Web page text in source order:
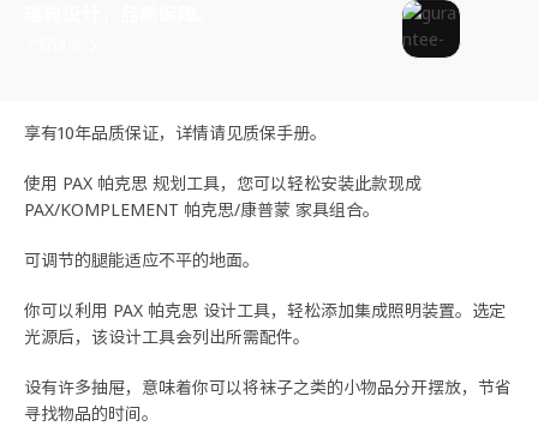
享有10年品质保证，详情请见质保手册。
使用 PAX 帕克思 规划工具，您可以轻松安装此款现成
PAX/KOMPLEMENT 帕克思/康普蒙 家具组合。
可调节的腿能适应不平的地面。
你可以利用 PAX 帕克思 设计工具，轻松添加集成照明装置。选定
光源后，该设计工具会列出所需配件。
设有许多抽屉，意味着你可以将袜子之类的小物品分开摆放，节省
寻找物品的时间。